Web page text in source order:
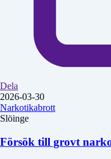
Dela
2026-03-30
Narkotikabrott
Slöinge
Försök till grovt